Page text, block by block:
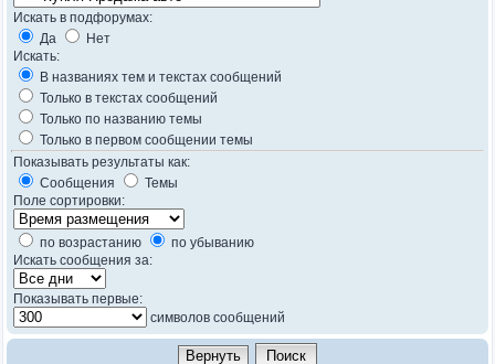
Искать в подфорумах:
Да
Нет
Искать:
В названиях тем и текстах сообщений
Только в текстах сообщений
Только по названию темы
Только в первом сообщении темы
Показывать результаты как:
Сообщения
Темы
Поле сортировки:
по возрастанию
по убыванию
Искать сообщения за:
Показывать первые:
символов сообщений